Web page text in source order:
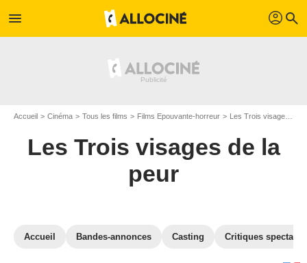
menu profil search
Accueil Cinéma Tous les films Films Epouvante-horreur Les Trois visages de la peur
Les Trois visages de la
peur
Accueil Bandes-annonces Casting Critiques